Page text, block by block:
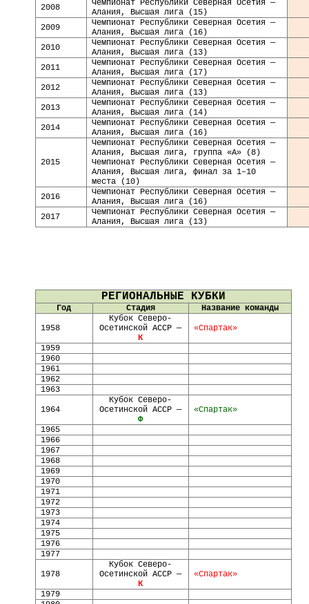
2008
Чемпионат Республики Северная Осетия —
Алания, Высшая лига (15)
2009
Чемпионат Республики Северная Осетия —
Алания, Высшая лига (16)
2010
Чемпионат Республики Северная Осетия —
Алания, Высшая лига (13)
2011
Чемпионат Республики Северная Осетия —
Алания, Высшая лига (17)
2012
Чемпионат Республики Северная Осетия —
Алания, Высшая лига (13)
2013
Чемпионат Республики Северная Осетия —
Алания, Высшая лига (14)
2014
Чемпионат Республики Северная Осетия —
Алания, Высшая лига (16)
2015
Чемпионат Республики Северная Осетия —
Алания, Высшая лига, группа «А» (8)
Чемпионат Республики Северная Осетия —
Алания, Высшая лига, финал за 1–10
места (10)
2016
Чемпионат Республики Северная Осетия —
Алания, Высшая лига (16)
2017
Чемпионат Республики Северная Осетия —
Алания, Высшая лига (13)
РЕГИОНАЛЬНЫЕ КУБКИ
Год Стадия Название команды
1958
Кубок Северо-
Осетинской АССР —
К
«Спартак»
1959
1960
1961
1962
1963
1964
Кубок Северо-
Осетинской АССР —
Ф
«Спартак»
1965
1966
1967
1968
1969
1970
1971
1972
1973
1974
1975
1976
1977
1978
Кубок Северо-
Осетинской АССР —
К
«Спартак»
1979